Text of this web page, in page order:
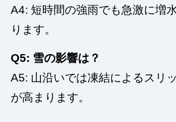
A4: 短時間の強雨でも急激に増
ります。
Q5: 雪の影響は？
A5: 山沿いでは凍結によるスリ
が高まります。